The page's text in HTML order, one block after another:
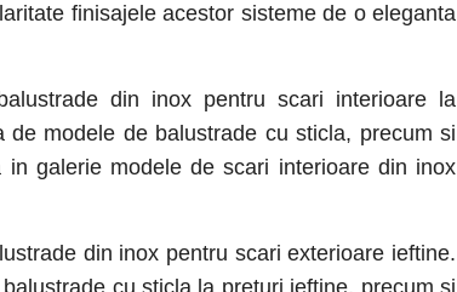
finisajele acestor sisteme de o eleganta
din inox pentru scari interioare la
modele de balustrade cu sticla, precum si
galerie modele de scari interioare din inox
din inox pentru scari exterioare ieftine.
cu sticla la preturi ieftine, precum si